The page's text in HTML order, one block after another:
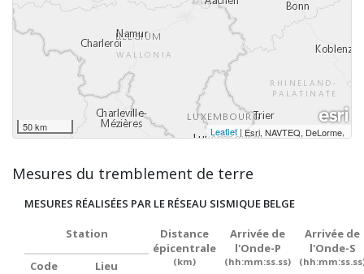
50 km Leaflet | Esri, NAVTEQ, DeLorme,
Mesures du tremblement de terre
MESURES RÉALISÉES PAR LE RÉSEAU SISMIQUE BELGE
Station
Distance
épicentrale
(km)
Arrivée de
l'Onde-P
(hh:mm:ss.ss)
Arrivée de
l'Onde-S
Code Lieu